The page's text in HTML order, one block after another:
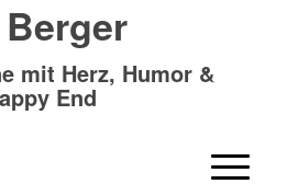
mit Herz, Humor &
End